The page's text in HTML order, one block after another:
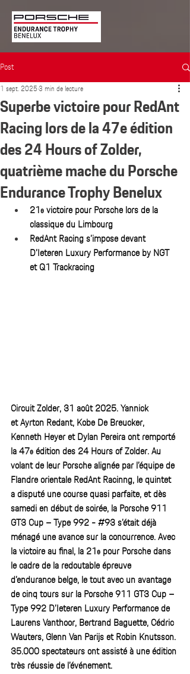
Post
Superbe victoire pour RedAnt
Racing lors de la 47e édition
des 24 Hours of Zolder,
quatrième mache du Porsche
Endurance Trophy Benelux
1 sept. 20253 min de lecture
21e victoire pour Porsche lors de la
classique du Limbourg
RedAnt Racing s’impose devant
D’Ieteren Luxury Performance by NGT
et Q1 Trackracing
Circuit Zolder, 31 août 2025. Yannick
et Ayrton Redant, Kobe De Breucker,
Kenneth Heyer et Dylan Pereira ont remporté
la 47e édition des 24 Hours of Zolder. Au
volant de leur Porsche alignée par l’équipe de
Flandre orientale RedAnt Racinng, le quintet
a disputé une course quasi parfaite, et dès
samedi en début de soirée, la Porsche 911
GT3 Cup – Type 992 - #93 s’était déjà
ménagé une avance sur la concurrence. Avec
la victoire au final, la 21e pour Porsche dans
le cadre de la redoutable épreuve
d’endurance belge, le tout avec un avantage
de cinq tours sur la Porsche 911 GT3 Cup –
Type 992 D’Ieteren Luxury Performance de
Laurens Vanthoor, Bertrand Baguette, Cédric
Wauters, Glenn Van Parijs et Robin Knutsson.
35.000 spectateurs ont assisté à une édition
très réussie de l’événement.